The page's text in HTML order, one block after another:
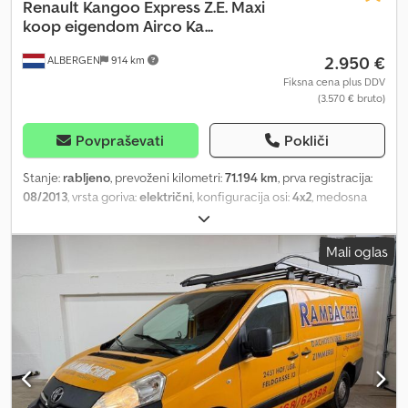
ALBERGEN 914 km
Renault Kangoo Express Z.E. Maxi
koop eigendom Airco Ka...
2.950 €
Fiksna cena plus DDV
(3.570 € bruto)
Povpraševati Pokliči
Stanje: rabljeno, prevoženi kilometri:71.194 km, prva registracija:
08/2013, vrsta goriva:električni, konfiguracija osi:4x2, medosna
elektrika
samodejen, število prestav:2, število sedežev:2, skupna dolžina:
4.690 mm
, skupna višina:1.840 mm, Leto
izdelave:
2013, Oprema:
ABS, centralno zaklepanje, drsna vrata,
električno nastavljivo ogledalo, električno upravljanje oken,
klimatska naprava, parkirni grelec, računalnik na krovu,
, = Dodatne možnosti in dodatna oprema = - 12-voltna
vtičnica - Tretja zavorna luč - Električni pomik stekel spredaj -
Varnostni blazina za voznika - Daljinsko upravljanje centralnega
zaklepanja - Tonirana stekla - Zadnja vrata - Nastavljiv sedež
Mali oglas